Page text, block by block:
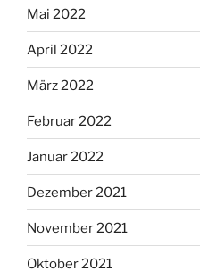
Mai 2022
April 2022
März 2022
Februar 2022
Januar 2022
Dezember 2021
November 2021
Oktober 2021